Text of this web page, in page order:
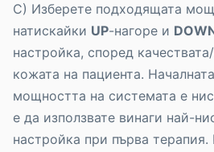
C) Изберете подходящата
натискайки UP-нагоре и
настройка, според
кожата на пациента.
мощността на системата е
е да използвате винаги най-
настройка при първа терапия.